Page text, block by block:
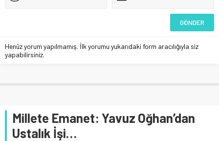
Henüz yorum yapılmamış. İlk yorumu yukarıdaki form aracılığıyla siz
yapabilirsiniz.
Millete Emanet: Yavuz Oğhan’dan
Ustalık İşi…